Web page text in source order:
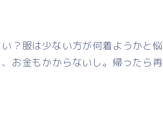
？服は少ない方が何着ようかと悩
お金もかからないし。帰ったら再